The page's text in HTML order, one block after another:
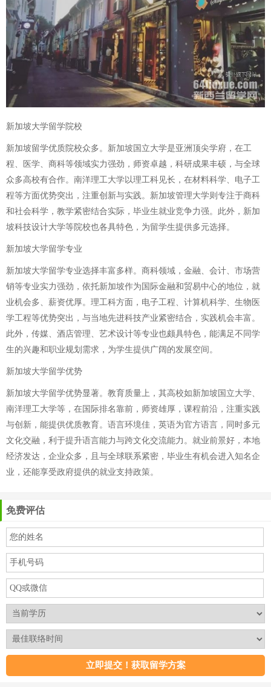
新加坡大学留学院校
新加坡留学优质院校众多。新加坡国立大学是亚洲顶尖学府，在工
程、医学、商科等领域实力强劲，师资卓越，科研成果丰硕，与全球
众多高校有合作。南洋理工大学以理工科见长，在材料科学、电子工
程等方面优势突出，注重创新与实践。新加坡管理大学则专注于商科
和社会科学，教学紧密结合实际，毕业生就业竞争力强。此外，新加
坡科技设计大学等院校也各具特色，为留学生提供多元选择。
新加坡大学留学专业
新加坡大学留学专业选择丰富多样。商科领域，金融、会计、市场营
销等专业实力强劲，依托新加坡作为国际金融和贸易中心的地位，就
业机会多、薪资优厚。理工科方面，电子工程、计算机科学、生物医
学工程等优势突出，与当地先进科技产业紧密结合，实践机会丰富。
此外，传媒、酒店管理、艺术设计等专业也颇具特色，能满足不同学
生的兴趣和职业规划需求，为学生提供广阔的发展空间。
新加坡大学留学优势
新加坡大学留学优势显著。教育质量上，其高校如新加坡国立大学、
南洋理工大学等，在国际排名靠前，师资雄厚，课程前沿，注重实践
与创新，能提供优质教育。语言环境佳，英语为官方语言，同时多元
文化交融，利于提升语言能力与跨文化交流能力。就业前景好，本地
经济发达，企业众多，且与全球联系紧密，毕业生有机会进入知名企
业，还能享受政府提供的就业支持政策。
免费评估